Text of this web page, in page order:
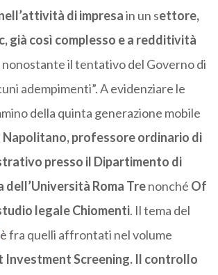
di impresain un settore,
già così complesso e a redditività
nonostante il tentativo del Governo di
adempimenti”. A evidenziare le
della quinta generazione mobile
Napolitano, professore ordinario di
presso il Dipartimento di
dell’Università Roma Trenonché Of
legale Chiomenti. Il tema del
fra quelli affrontati nel volume
Investment Screening. Il controllo